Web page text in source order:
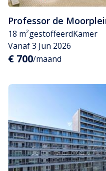
Professor de
18 m²gestoffeerdKamer
Vanaf 3 Jun 2026
€ 700/maand